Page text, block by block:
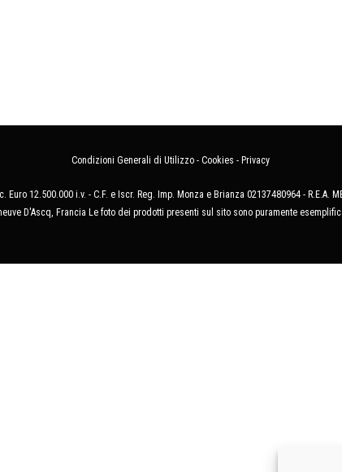
Condizioni Generali di Utilizzo - Cookies - Privacy
12.500.000 i.v. - C.F. e Iscr. Reg. Imp. Monza e Brianza 02137480964 - R.E.A.
D'Ascq, Francia Le foto dei prodotti presenti sul sito sono puramente